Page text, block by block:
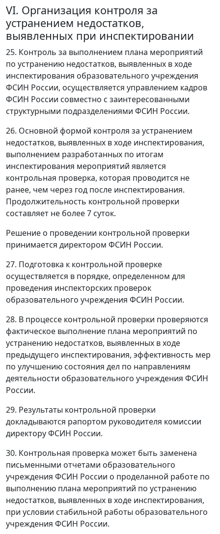
VI. Организация контроля за
устранением недостатков,
выявленных при инспектировании
25. Контроль за выполнением плана мероприятий
по устранению недостатков, выявленных в ходе
инспектирования образовательного учреждения
ФСИН России, осуществляется управлением кадров
ФСИН России совместно с заинтересованными
структурными подразделениями ФСИН России.
26. Основной формой контроля за устранением
недостатков, выявленных в ходе инспектирования,
выполнением разработанных по итогам
инспектирования мероприятий является
контрольная проверка, которая проводится не
ранее, чем через год после инспектирования.
Продолжительность контрольной проверки
составляет не более 7 суток.
Решение о проведении контрольной проверки
принимается директором ФСИН России.
27. Подготовка к контрольной проверке
осуществляется в порядке, определенном для
проведения инспекторских проверок
образовательного учреждения ФСИН России.
28. В процессе контрольной проверки проверяются
фактическое выполнение плана мероприятий по
устранению недостатков, выявленных в ходе
предыдущего инспектирования, эффективность мер
по улучшению состояния дел по направлениям
деятельности образовательного учреждения ФСИН
России.
29. Результаты контрольной проверки
докладываются рапортом руководителя комиссии
директору ФСИН России.
30. Контрольная проверка может быть заменена
письменными отчетами образовательного
учреждения ФСИН России о проделанной работе по
выполнению плана мероприятий по устранению
недостатков, выявленных в ходе инспектирования,
при условии стабильной работы образовательного
учреждения ФСИН России.